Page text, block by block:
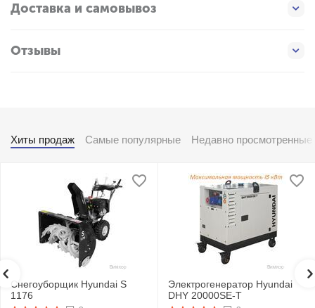
Доставка и самовывоз
Отзывы
Хиты продаж Самые популярные Недавно просмотренные
Снегоуборщик Hyundai S
1176
Электрогенератор Hyundai
DHY 20000SE-T